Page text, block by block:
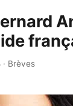
· Brèves